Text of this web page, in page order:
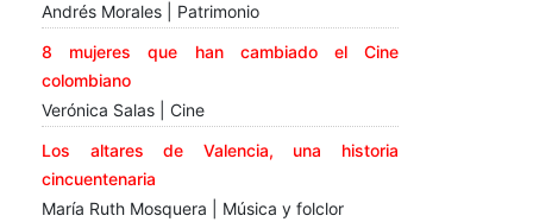
Andrés Morales | Patrimonio
8 mujeres que han cambiado el Cine
colombiano
Verónica Salas | Cine
Los altares de Valencia, una historia
cincuentenaria
María Ruth Mosquera | Música y folclor